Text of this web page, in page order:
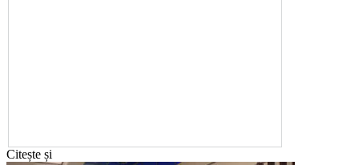
Citește și